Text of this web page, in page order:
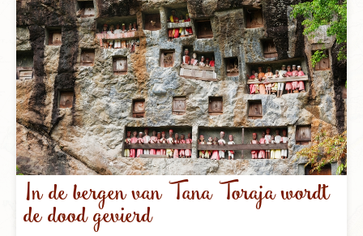
In de bergen van Tana Toraja wordt
de dood gevierd